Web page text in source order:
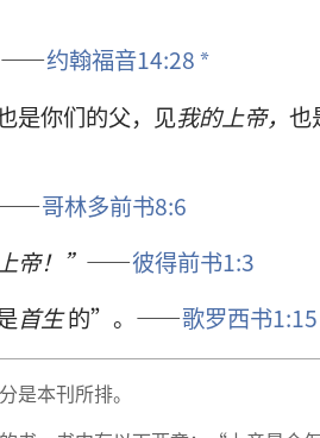
约翰福音14:28 *
是你们的父，见我的上帝， 也
——哥林多前书8:6
帝！” ——彼得前书1:3
首生的”。——歌罗西书1:15
是本刊所排。